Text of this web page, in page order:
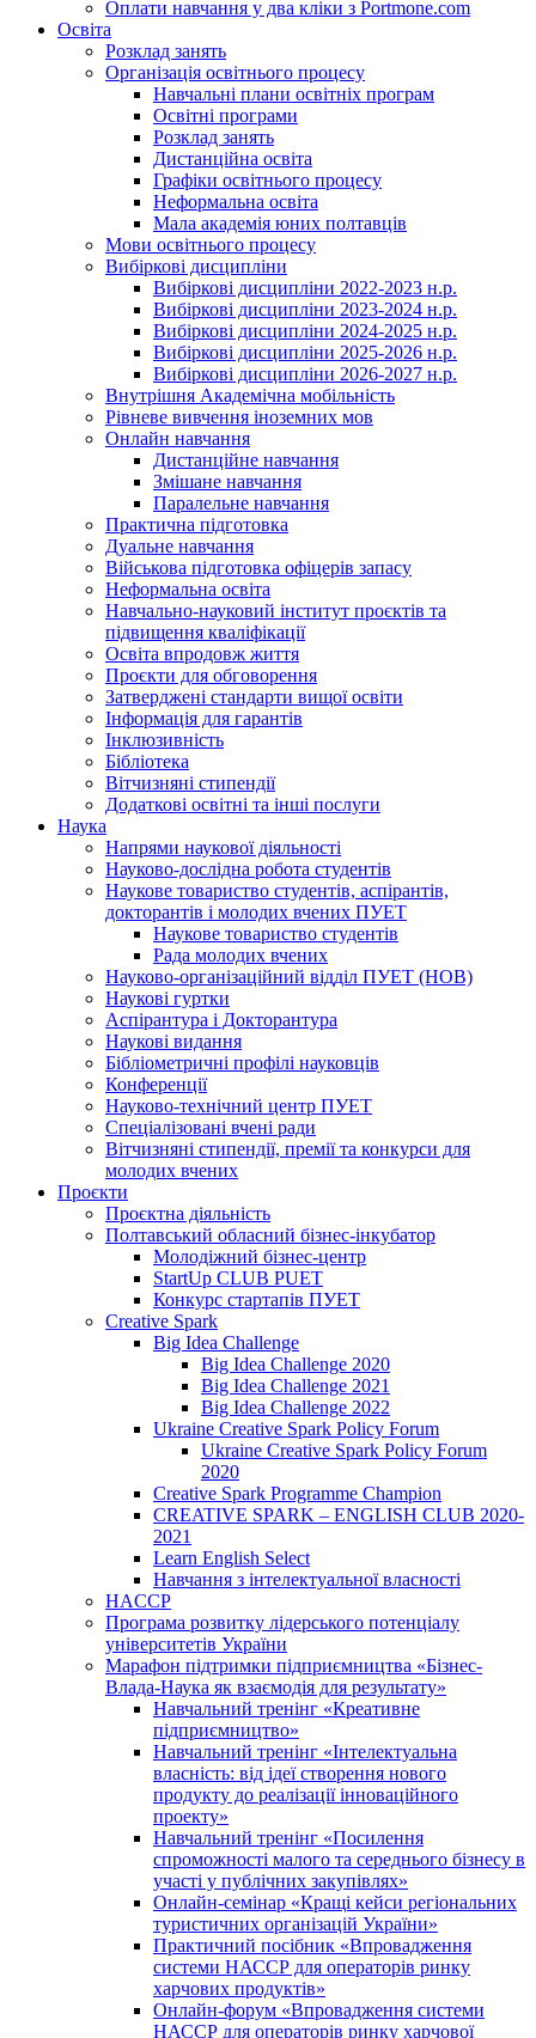
Оплати навчання у два кліки з Portmone.com
Освіта
Розклад занять
Організація освітнього процесу
Навчальні плани освітніх програм
Освітні програми
Розклад занять
Дистанційна освіта
Графіки освітнього процесу
Неформальна освіта
Мала академія юних полтавців
Мови освітнього процесу
Вибіркові дисципліни
Вибіркові дисципліни 2022-2023 н.р.
Вибіркові дисципліни 2023-2024 н.р.
Вибіркові дисципліни 2024-2025 н.р.
Вибіркові дисципліни 2025-2026 н.р.
Вибіркові дисципліни 2026-2027 н.р.
Внутрішня Академічна мобільність
Рівневе вивчення іноземних мов
Онлайн навчання
Дистанційне навчання
Змішане навчання
Паралельне навчання
Практична підготовка
Дуальне навчання
Військова підготовка офіцерів запасу
Неформальна освіта
Навчально-науковий інститут проєктів та
підвищення кваліфікації
Освіта впродовж життя
Проєкти для обговорення
Затверджені стандарти вищої освіти
Інформація для гарантів
Інклюзивність
Бібліотека
Вітчизняні стипендії
Додаткові освітні та інші послуги
Наука
Напрями наукової діяльності
Науково-дослідна робота студентів
Наукове товариство студентів, аспірантів,
докторантів і молодих вчених ПУЕТ
Наукове товариство студентів
Рада молодих вчених
Науково-організаційний відділ ПУЕТ (НОВ)
Наукові гуртки
Аспірантура і Докторантура
Наукові видання
Бібліометричні профілі науковців
Конференції
Науково-технічний центр ПУЕТ
Спеціалізовані вчені ради
Вітчизняні стипендії, премії та конкурси для
молодих вчених
Проєкти
Проєктна діяльність
Полтавський обласний бізнес-інкубатор
Молодіжний бізнес-центр
StartUp CLUB PUET
Конкурс стартапів ПУЕТ
Creative Spark
Big Idea Challenge
Big Idea Challenge 2020
Big Idea Challenge 2021
Big Idea Challenge 2022
Ukraine Creative Spark Policy Forum
Ukraine Creative Spark Policy Forum
2020
Creative Spark Programme Champion
CREATIVE SPARK – ENGLISH CLUB 2020-
2021
Learn English Select
Навчання з інтелектуальної власності
HACCP
Програма розвитку лідерського потенціалу
університетів України
Марафон підтримки підприємництва «Бізнес-
Влада-Наука як взаємодія для результату»
Навчальний тренінг «Креативне
підприємництво»
Навчальний тренінг «Інтелектуальна
власність: від ідеї створення нового
продукту до реалізації інноваційного
проекту»
Навчальний тренінг «Посилення
спроможності малого та середнього бізнесу в
участі у публічних закупівлях»
Онлайн-семінар «Кращі кейси регіональних
туристичних організацій України»
Практичний посібник «Впровадження
системи НАССР для операторів ринку
харчових продуктів»
Онлайн-форум «Впровадження системи
НАССР для операторів ринку харчової